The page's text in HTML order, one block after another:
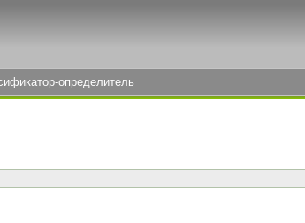
определитель